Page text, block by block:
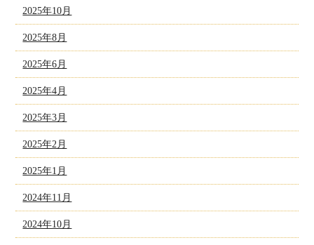
2025年10月
2025年8月
2025年6月
2025年4月
2025年3月
2025年2月
2025年1月
2024年11月
2024年10月